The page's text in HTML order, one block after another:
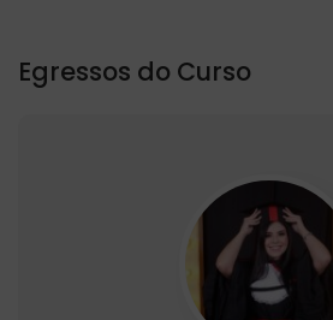
Egressos do Curso